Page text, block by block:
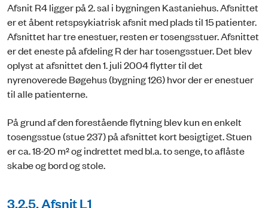
Afsnit R4 ligger på 2. sal i bygningen Kastaniehus. Afsnittet
er et åbent retspsykiatrisk afsnit med plads til 15 patienter.
Afsnittet har tre enestuer, resten er tosengsstuer. Afsnittet
er det eneste på afdeling R der har tosengsstuer. Det blev
oplyst at afsnittet den 1. juli 2004 flytter til det
nyrenoverede Bøgehus (bygning 126) hvor der er enestuer
til alle patienterne.
På grund af den forestående flytning blev kun en enkelt
tosengsstue (stue 237) på afsnittet kort besigtiget. Stuen
er ca. 18-20 m² og indrettet med bl.a. to senge, to aflåste
skabe og bord og stole.
3.2.5. Afsnit L1